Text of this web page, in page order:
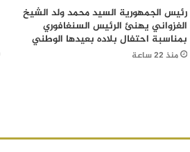
رئيس الجمهورية السيد محمد ولد الشيخ
الغزواني يهنئ الرئيس السنغافوري
بمناسبة احتفال بلاده بعيدها الوطني
منذ 22 ساعة